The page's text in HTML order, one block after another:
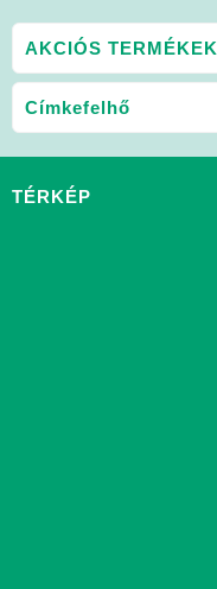
AKCIÓS TERMÉKEK
Címkefelhő
TÉRKÉP